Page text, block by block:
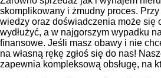
skomplikowany i żmudny proces.
wiedzy oraz doświadczenia może się
wydłużyć, a w najgorszym wypadku
finansowe. Jeśli masz obawy i nie
na własną rękę zgłoś się do nas!
zapewnia kompleksową obsługę, na